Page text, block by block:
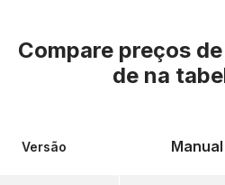
Compare preços
de na
Versão Manual